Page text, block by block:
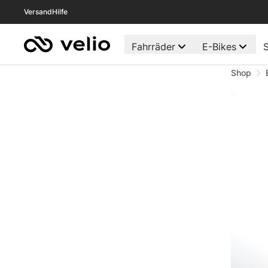
VersandHilfe
Fahrräder E-Bikes
Shop